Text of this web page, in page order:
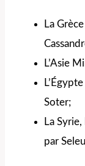
La
L’Asie
Soter;
La
par